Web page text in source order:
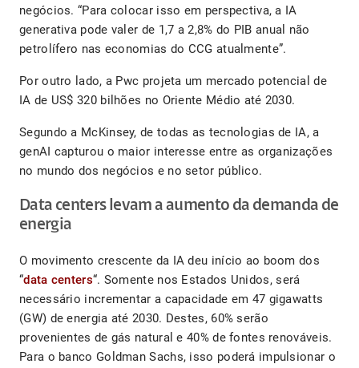
negócios. “Para colocar isso em perspectiva, a IA
generativa pode valer de 1,7 a 2,8% do PIB anual não
petrolífero nas economias do CCG atualmente”.
Por outro lado, a Pwc projeta um mercado potencial de
IA de US$ 320 bilhões no Oriente Médio até 2030.
Segundo a McKinsey, de todas as tecnologias de IA, a
genAI capturou o maior interesse entre as organizações
no mundo dos negócios e no setor público.
Data centers levam a aumento da demanda de
energia
O movimento crescente da IA deu início ao boom dos
“data centers“. Somente nos Estados Unidos, será
necessário incrementar a capacidade em 47 gigawatts
(GW) de energia até 2030. Destes, 60% serão
provenientes de gás natural e 40% de fontes renováveis.
Para o banco Goldman Sachs, isso poderá impulsionar o